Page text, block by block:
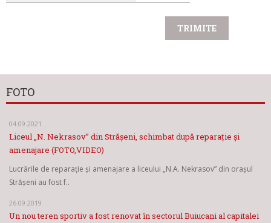
FOTO
04.09.2021
Liceul „N. Nekrasov” din Strășeni, schimbat după reparație și
amenajare (FOTO,VIDEO)
Lucrările de reparație și amenajare a liceului „N.A. Nekrasov” din orașul
Strășeni au fost f..
26.09.2019
Un nou teren sportiv a fost renovat în sectorul Buiucani al capitalei